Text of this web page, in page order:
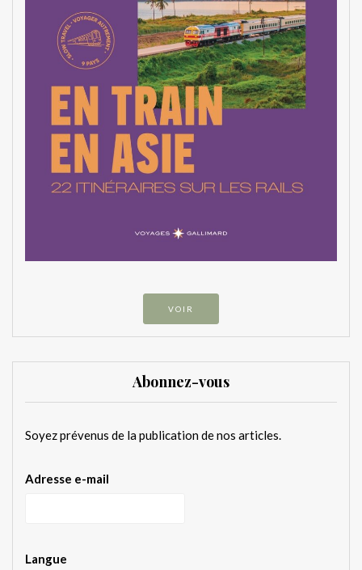
VOIR
Abonnez-vous
Soyez prévenus de la publication de nos articles.
Adresse e-mail
Langue